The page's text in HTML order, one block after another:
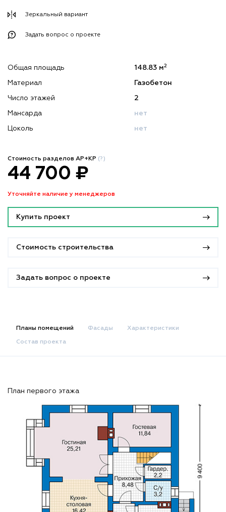
Зеркальный вариант
Задать вопрос о проекте
Общая площадь 148.83 м2
Материал Газобетон
Число этажей 2
Мансарда нет
Цоколь нет
Стоимость разделов АР+КР (?)
44 700 ₽
Уточняйте наличие у менеджеров
Купить проект
Стоимость строительства
Задать вопрос о проекте
Планы помещений Фасады Характеристики
Состав проекта
План первого этажа